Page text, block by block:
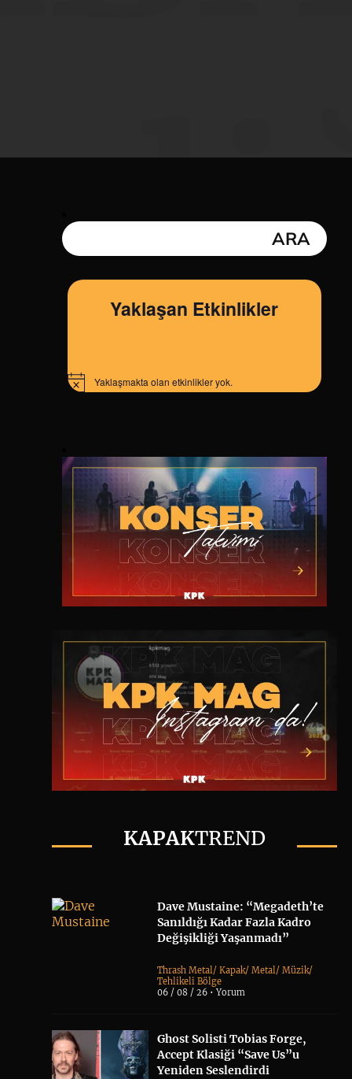
Yaklaşan Etkinlikler
Notice Yaklaşmakta olan etkinlikler yok.
KAPAKTREND
Dave Mustaine: “Megadeth’te
Sanıldığı Kadar Fazla Kadro
Değişikliği Yaşanmadı”
Thrash Metal/Kapak/Metal/Müzik/
Tehlikeli Bölge
06 / 08 / 26 •Yorum
Ghost Solisti Tobias Forge,
Accept Klasiği “Save Us”u
Yeniden Seslendirdi